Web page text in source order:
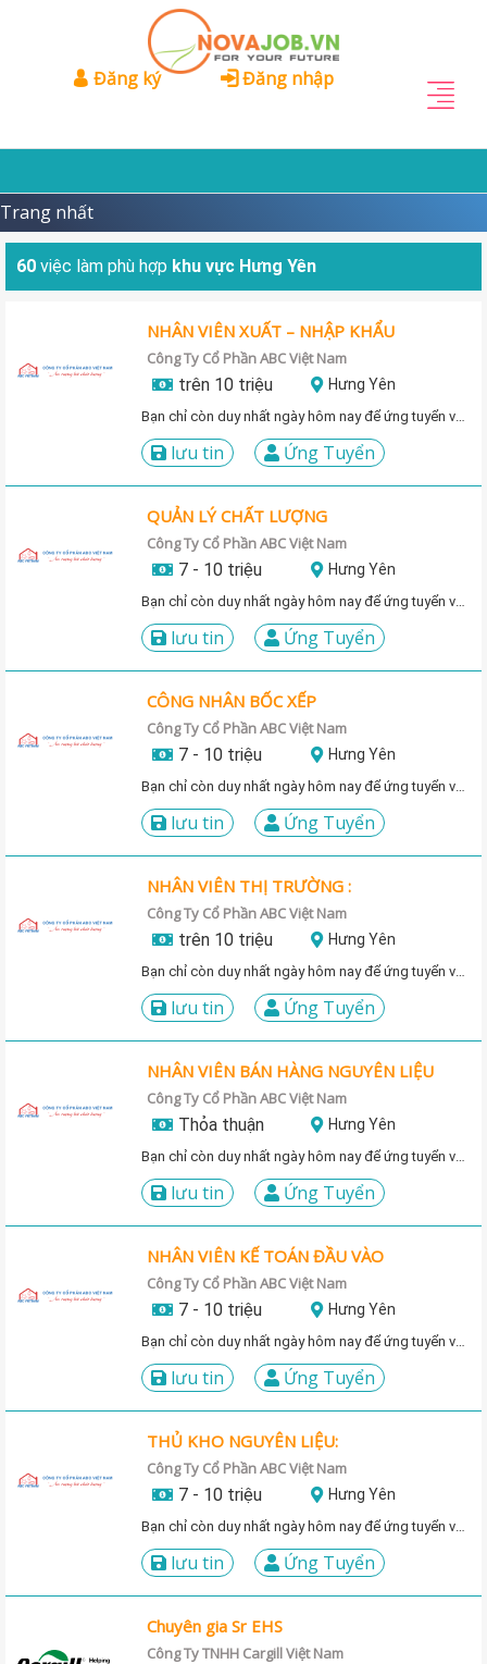
Đăng ký Đăng nhập
Trang nhất
60 việc làm phù hợp khu vực Hưng Yên
NHÂN VIÊN XUẤT – NHẬP KHẨU
Công Ty Cổ Phần ABC Việt Nam
trên 10 triệu Hưng Yên
Bạn chỉ còn duy nhất ngày hôm nay để ứng tuyển vị trí này!
lưu tin Ứng Tuyển
QUẢN LÝ CHẤT LƯỢNG
Công Ty Cổ Phần ABC Việt Nam
7 - 10 triệu Hưng Yên
Bạn chỉ còn duy nhất ngày hôm nay để ứng tuyển vị trí này!
lưu tin Ứng Tuyển
CÔNG NHÂN BỐC XẾP
Công Ty Cổ Phần ABC Việt Nam
7 - 10 triệu Hưng Yên
Bạn chỉ còn duy nhất ngày hôm nay để ứng tuyển vị trí này!
lưu tin Ứng Tuyển
NHÂN VIÊN THỊ TRƯỜNG :
Công Ty Cổ Phần ABC Việt Nam
trên 10 triệu Hưng Yên
Bạn chỉ còn duy nhất ngày hôm nay để ứng tuyển vị trí này!
lưu tin Ứng Tuyển
NHÂN VIÊN BÁN HÀNG NGUYÊN LIỆU
Công Ty Cổ Phần ABC Việt Nam
Thỏa thuận Hưng Yên
Bạn chỉ còn duy nhất ngày hôm nay để ứng tuyển vị trí này!
lưu tin Ứng Tuyển
NHÂN VIÊN KẾ TOÁN ĐẦU VÀO
Công Ty Cổ Phần ABC Việt Nam
7 - 10 triệu Hưng Yên
Bạn chỉ còn duy nhất ngày hôm nay để ứng tuyển vị trí này!
lưu tin Ứng Tuyển
THỦ KHO NGUYÊN LIỆU:
Công Ty Cổ Phần ABC Việt Nam
7 - 10 triệu Hưng Yên
Bạn chỉ còn duy nhất ngày hôm nay để ứng tuyển vị trí này!
lưu tin Ứng Tuyển
Chuyên gia Sr EHS
Công Ty TNHH Cargill Việt Nam